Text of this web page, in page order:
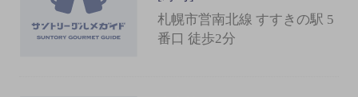
札幌市営南北線 すすきの駅 5
番口 徒歩2分